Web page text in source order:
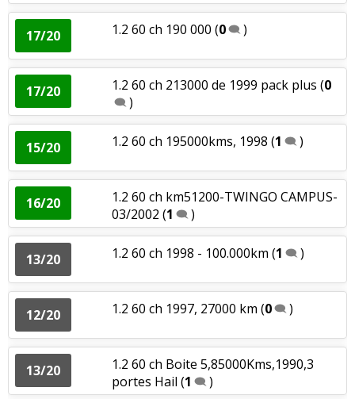
17/20 1.2 60 ch 190 000 (0 )
17/20 1.2 60 ch 213000 de 1999 pack plus (0
)
15/20 1.2 60 ch 195000kms, 1998 (1 )
16/20
1.2 60 ch km51200-TWINGO CAMPUS-
03/2002 (1 )
13/20 1.2 60 ch 1998 - 100.000km (1 )
12/20 1.2 60 ch 1997, 27000 km (0 )
13/20
1.2 60 ch Boite 5,85000Kms,1990,3
portes Hail (1 )